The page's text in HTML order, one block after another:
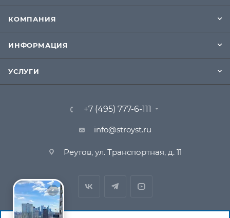
КОМПАНИЯ
ИНФОРМАЦИЯ
УСЛУГИ
+7 (495) 777-6-111
info@stroyst.ru
Реутов, ул. Транспортная, д. 11